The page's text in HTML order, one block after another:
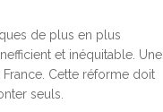
de plus en plus
et inéquitable. Une
Cette réforme doit
seuls.